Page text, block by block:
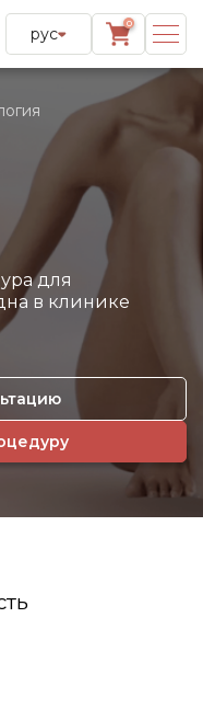
рус
0
для
в клинике